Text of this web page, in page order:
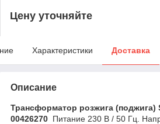
Цену уточняйте
Характеристики Доставка
Описание
Трансформатор розжига (поджига)
00426270 Питание 230 В / 50 Гц.